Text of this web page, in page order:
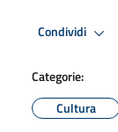
Condividi
Categorie:
Cultura